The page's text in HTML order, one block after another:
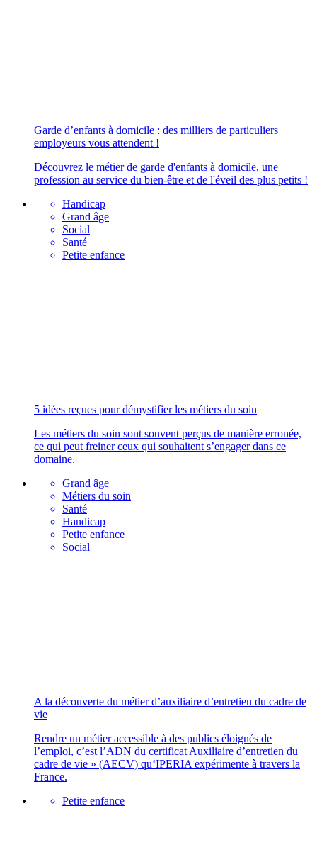
Garde d’enfants à domicile : des milliers de particuliers
employeurs vous attendent !
Découvrez le métier de garde d'enfants à domicile, une
profession au service du bien-être et de l'éveil des plus petits !
Handicap
Grand âge
Social
Santé
Petite enfance
5 idées reçues pour démystifier les métiers du soin
Les métiers du soin sont souvent perçus de manière erronée,
ce qui peut freiner ceux qui souhaitent s’engager dans ce
domaine.
Grand âge
Métiers du soin
Santé
Handicap
Petite enfance
Social
A la découverte du métier d’auxiliaire d’entretien du cadre de
vie
Rendre un métier accessible à des publics éloignés de
l’emploi, c’est l’ADN du certificat Auxiliaire d’entretien du
cadre de vie » (AECV) qu‘IPERIA expérimente à travers la
France.
Petite enfance